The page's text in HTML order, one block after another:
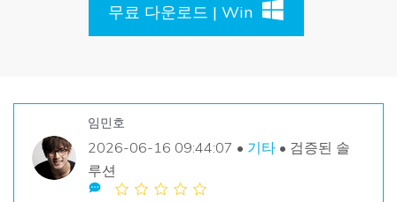
무료 체험
분실/삭제된 데이터 무료 복구
복구 솔루션
데이터 손실 시나리오
모든 기능 확인하기
다운로드 로그인
무료 다운로드 | Win
임민호
2026-06-16 09:44:07 • 기타• 검증된 솔
루션